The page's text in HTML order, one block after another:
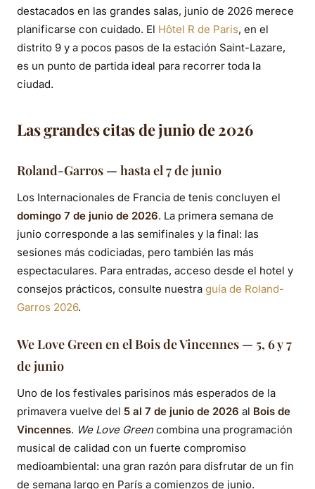
destacados en las grandes salas, junio de 2026 merece
planificarse con cuidado. El Hôtel R de Paris, en el
distrito 9 y a pocos pasos de la estación Saint-Lazare,
es un punto de partida ideal para recorrer toda la
ciudad.
Las grandes citas de junio de 2026
Roland-Garros — hasta el 7 de junio
Los Internacionales de Francia de tenis concluyen el
domingo 7 de junio de 2026. La primera semana de
junio corresponde a las semifinales y la final: las
sesiones más codiciadas, pero también las más
espectaculares. Para entradas, acceso desde el hotel y
consejos prácticos, consulte nuestra guía de Roland-
Garros 2026.
We Love Green en el Bois de Vincennes — 5, 6 y 7
de junio
Uno de los festivales parisinos más esperados de la
primavera vuelve del 5 al 7 de junio de 2026 al Bois de
Vincennes. We Love Greencombina una programación
musical de calidad con un fuerte compromiso
medioambiental: una gran razón para disfrutar de un fin
de semana largo en París a comienzos de junio.